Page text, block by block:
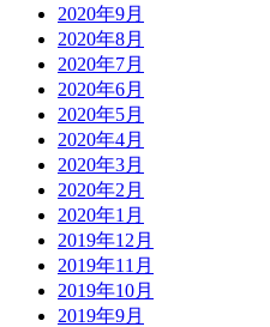
2020年9月
2020年8月
2020年7月
2020年6月
2020年5月
2020年4月
2020年3月
2020年2月
2020年1月
2019年12月
2019年11月
2019年10月
2019年9月